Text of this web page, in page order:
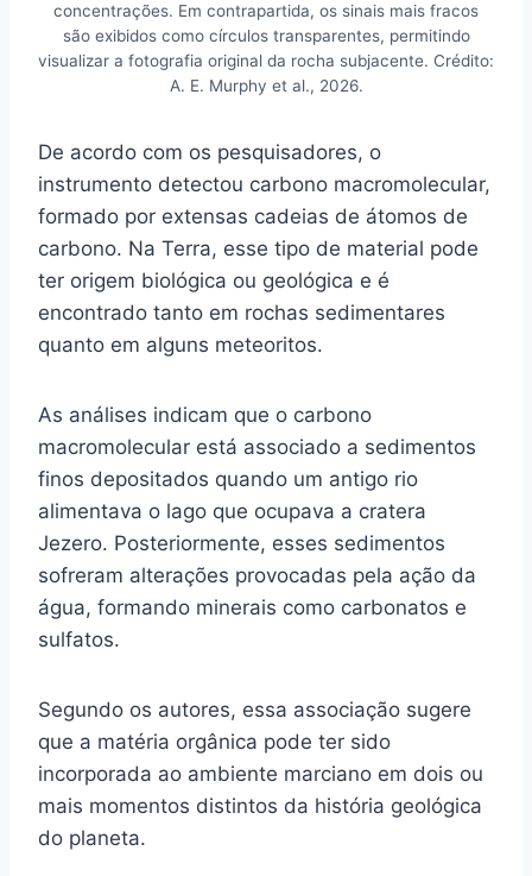
concentrações. Em contrapartida, os sinais mais fracos
são exibidos como círculos transparentes, permitindo
visualizar a fotografia original da rocha subjacente. Crédito:
A. E. Murphy et al., 2026.
De acordo com os pesquisadores, o
instrumento detectou carbono macromolecular,
formado por extensas cadeias de átomos de
carbono. Na Terra, esse tipo de material pode
ter origem biológica ou geológica e é
encontrado tanto em rochas sedimentares
quanto em alguns meteoritos.
As análises indicam que o carbono
macromolecular está associado a sedimentos
finos depositados quando um antigo rio
alimentava o lago que ocupava a cratera
Jezero. Posteriormente, esses sedimentos
sofreram alterações provocadas pela ação da
água, formando minerais como carbonatos e
sulfatos.
Segundo os autores, essa associação sugere
que a matéria orgânica pode ter sido
incorporada ao ambiente marciano em dois ou
mais momentos distintos da história geológica
do planeta.